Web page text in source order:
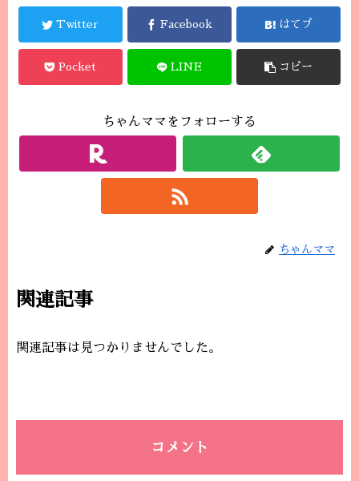
Twitter Facebook はてブ
Pocket LINE コピー
ちゃんママをフォローする
ちゃんママ
関連記事
関連記事は見つかりませんでした。
コメント